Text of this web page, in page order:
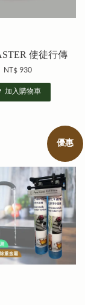
使徒行傳
NT$ 930
加入購物車
優惠